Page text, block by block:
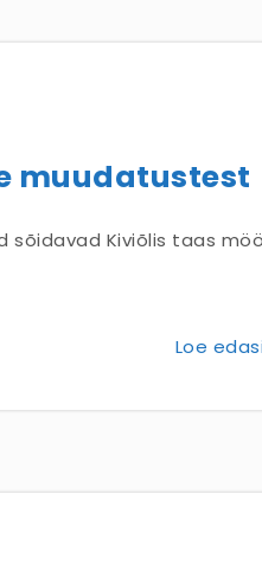
muudatustest
sõidavad Kiviõlis taas
Loe